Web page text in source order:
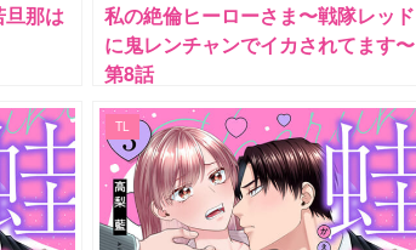
旦那は
私の絶倫ヒーローさま〜戦隊レッド
に鬼レンチャンでイカされてます〜
第8話
TL